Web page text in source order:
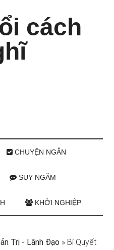
cách
CHUYỆN NGẮN
SUY NGẪM
KHỞI NGHIỆP
Trị - Lãnh Đạo » Bí Quyết